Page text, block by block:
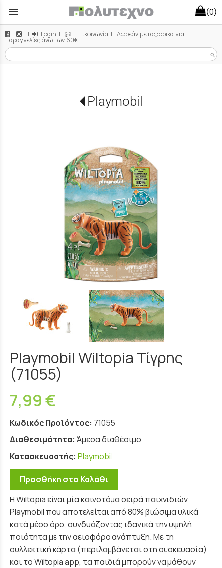
menu (0)
| Login | Επικοινωνία | Δωρεάν μεταφορικά για
παραγγελίες άνω των 60€
search
Playmobil
Playmobil Wiltopia Τίγρης
(71055)
7,99 €
Κωδικός Προϊόντος: 71055
Διαθεσιμότητα: Άμεσα διαθέσιμο
Κατασκευαστής: Playmobil
Προσθήκη στο Καλάθι
Η Wiltopia είναι μία καινοτόμα σειρά παιχνιδιών
Playmobil που αποτελείται από 80% βιώσιμα υλικά
κατά μέσο όρο, συνδυάζοντας ιδανικά την υψηλή
ποιότητα με την αειοφόρο ανάπτυξη. Με τη
συλλεκτική κάρτα (περιλαμβάνεται στη συσκευασία)
και το Wiltopia app, τα παιδιά μπορούν να μάθουν